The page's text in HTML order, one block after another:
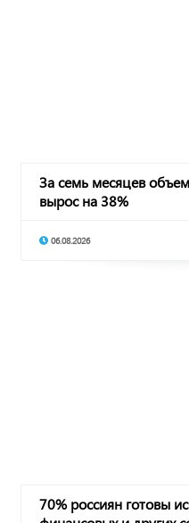
За семь месяцев
вырос на 38%
06.08.2026
70% россиян готовы